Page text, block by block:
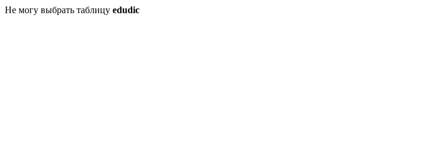
Не могу выбрать таблицу edudic